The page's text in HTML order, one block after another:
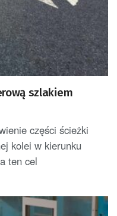
szlakiem
części ścieżki
kolei w kierunku
ten cel